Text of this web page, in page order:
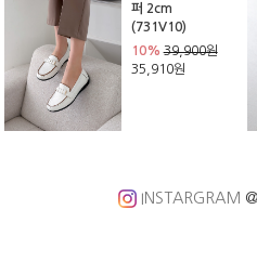
퍼 2cm
(731V10)
10% 39,900원
35,910원
INSTARGRAM